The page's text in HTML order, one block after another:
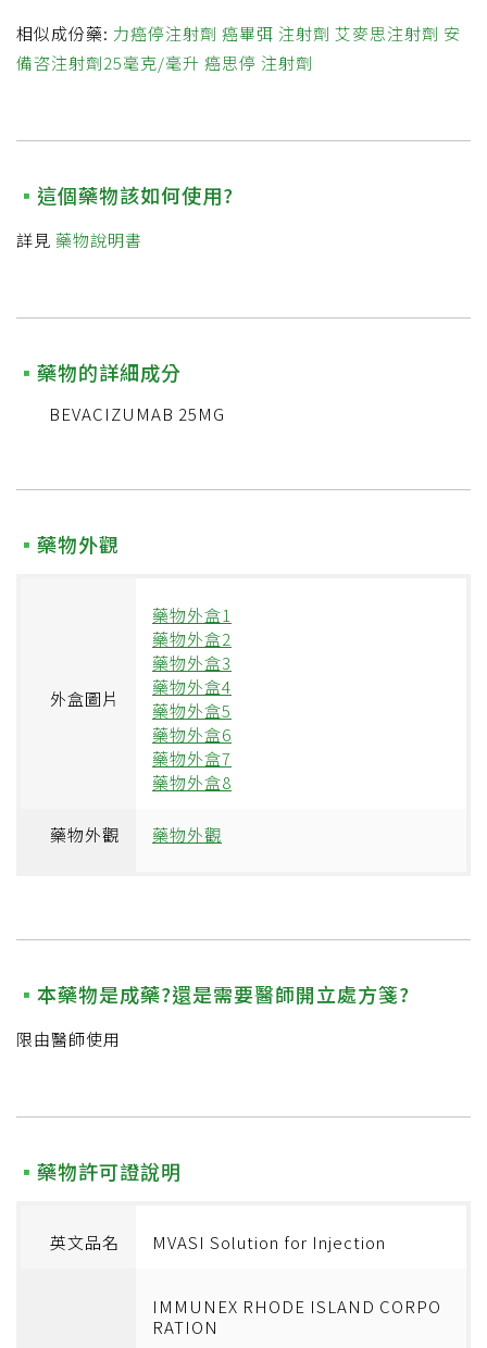
相似成份藥: 力癌停注射劑 癌畢弭 注射劑 艾麥思注射劑 安
備咨注射劑25毫克/毫升 癌思停 注射劑
這個藥物該如何使用?
詳見 藥物說明書
藥物的詳細成分
BEVACIZUMAB 25MG
藥物外觀
外盒圖片
藥物外盒1
藥物外盒2
藥物外盒3
藥物外盒4
藥物外盒5
藥物外盒6
藥物外盒7
藥物外盒8
藥物外觀 藥物外觀
本藥物是成藥?還是需要醫師開立處方箋?
限由醫師使用
藥物許可證說明
英文品名 MVASI Solution for Injection
IMMUNEX RHODE ISLAND CORPO
RATION